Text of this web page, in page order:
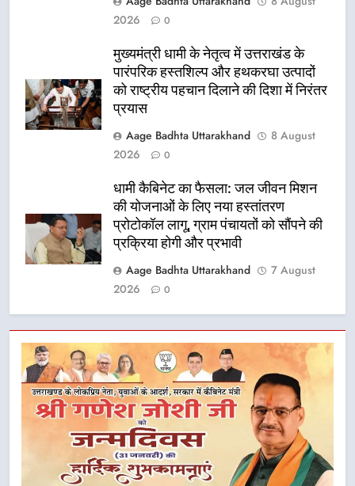
2026
0
मुख्यमंत्री धामी के नेतृत्व में उत्तराखंड के
पारंपरिक हस्तशिल्प और हथकरघा उत्पादों
को राष्ट्रीय पहचान दिलाने की दिशा में निरंतर
प्रयास
Aage Badhta Uttarakhand
8 August
2026
0
धामी कैबिनेट का फैसला: जल जीवन मिशन
की योजनाओं के लिए नया हस्तांतरण
प्रोटोकॉल लागू, ग्राम पंचायतों को सौंपने की
प्रक्रिया होगी और प्रभावी
Aage Badhta Uttarakhand
7 August
2026
0